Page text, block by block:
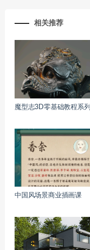
相关推荐
魔型志3D零基础教程系列
中国风场景商业插画课